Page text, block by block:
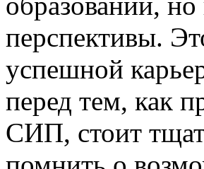
перспективы.
успешной
перед тем, как
СИП, стоит